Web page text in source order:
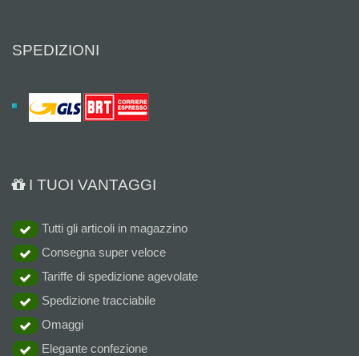
SPEDIZIONI
I TUOI VANTAGGI
Tutti gli articoli in magazzino
Consegna super veloce
Tariffe di spedizione agevolate
Spedizione tracciabile
Omaggi
Elegante confezione